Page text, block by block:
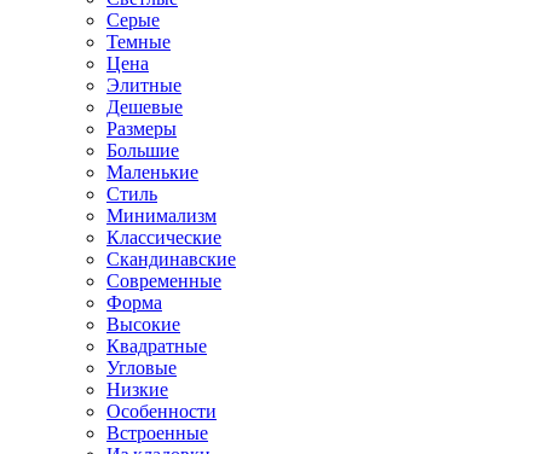
Серые
Темные
Цена
Элитные
Дешевые
Размеры
Большие
Маленькие
Стиль
Минимализм
Классические
Скандинавские
Современные
Форма
Высокие
Квадратные
Угловые
Низкие
Особенности
Встроенные